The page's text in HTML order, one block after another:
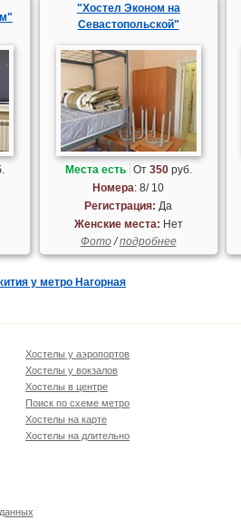
"Хостел Эконом на
Севастопольской"
Места есть От 350руб.
Номера: 8/ 10
Регистрация: Да
Женские места: Нет
Фото/подробнее
у метро Нагорная
Хостелы у аэропортов
Хостелы у вокзалов
Хостелы в центре
Поиск по схеме метро
Хостелы на карте
Хостелы на длительно